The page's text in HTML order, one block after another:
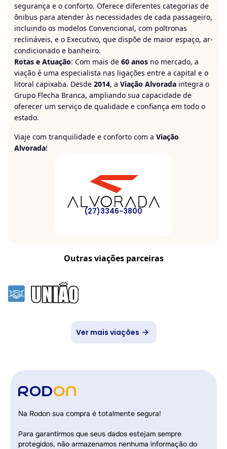
segurança e o conforto. Oferece diferentes categorias de
ônibus para atender às necessidades de cada passageiro,
incluindo os modelos Convencional, com poltronas
reclináveis, e o Executivo, que dispõe de maior espaço, ar-
condicionado e banheiro.
Rotas e Atuação: Com mais de 60 anos no mercado, a
viação é uma especialista nas ligações entre a capital e o
litoral capixaba. Desde 2014, a Viação Alvorada integra o
Grupo Flecha Branca, ampliando sua capacidade de
oferecer um serviço de qualidade e confiança em todo o
estado.
Viaje com tranquilidade e conforto com a Viação
Alvorada!
(27)3346-3800
Outras viações parceiras
Ver mais viações
Na Rodon sua compra é totalmente segura!
Para garantirmos que seus dados estejam sempre
protegidos, não armazenamos nenhuma informação do